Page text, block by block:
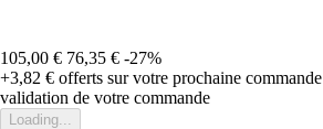
105,00 € 76,35 € -27%
+3,82 € offerts sur votre prochaine commande
validation de votre commande
Loading...